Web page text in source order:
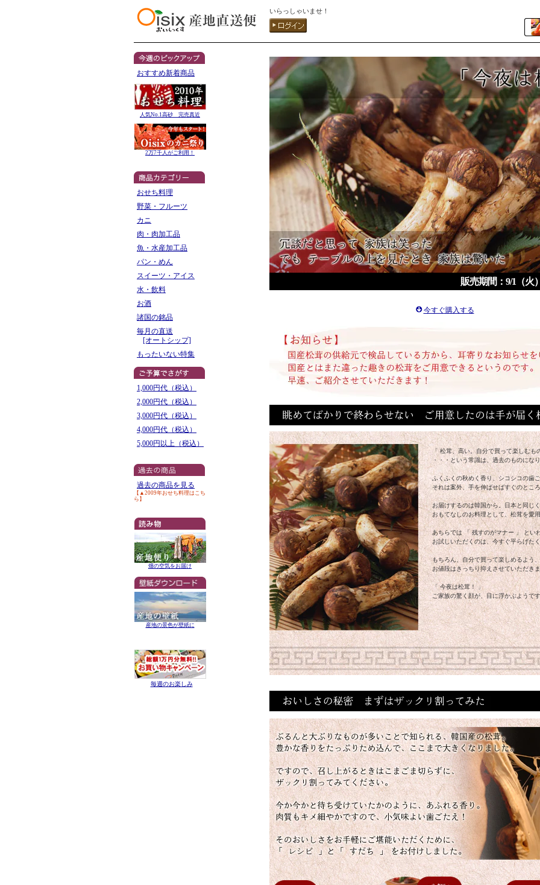
いらっしゃいませ！
おすすめ新着商品
人気No.1高砂 完売真近
2万7千人がご利用！
おせち料理
野菜・フルーツ
カニ
肉・肉加工品
魚・水産加工品
パン・めん
スイーツ・アイス
水・飲料
お酒
諸国の銘品
毎月の直送
[オートシップ]
もったいない特集
1,000円代（税込）
2,000円代（税込）
3,000円代（税込）
4,000円代（税込）
5,000円以上（税込）
過去の商品を見る
【▲2009年おせち料理はこち
ら】
畑の空気をお届け
産地の景色が壁紙に
毎週のお楽しみ
販売期間：9/1（火
今すぐ購入する
「 松茸、高い。自分で買って楽しむも
・・・という常識は、過去のものにな
ふくふくの秋めく香り、シコシコの歯
それは案外、手を伸ばせばすぐのとこ
お届けするのは韓国から。日本と同じ
おもてなしのお料理として、松茸を愛
あちらでは 「 残すのがマナー 」 とい
お試しいただくのは、今すぐ平らげた
もちろん、自分で買って楽しめるよう、
お値段はきっちり抑えさせていただき
「 今夜は松茸！ 」
ご家族の驚く顔が、目に浮かぶようで